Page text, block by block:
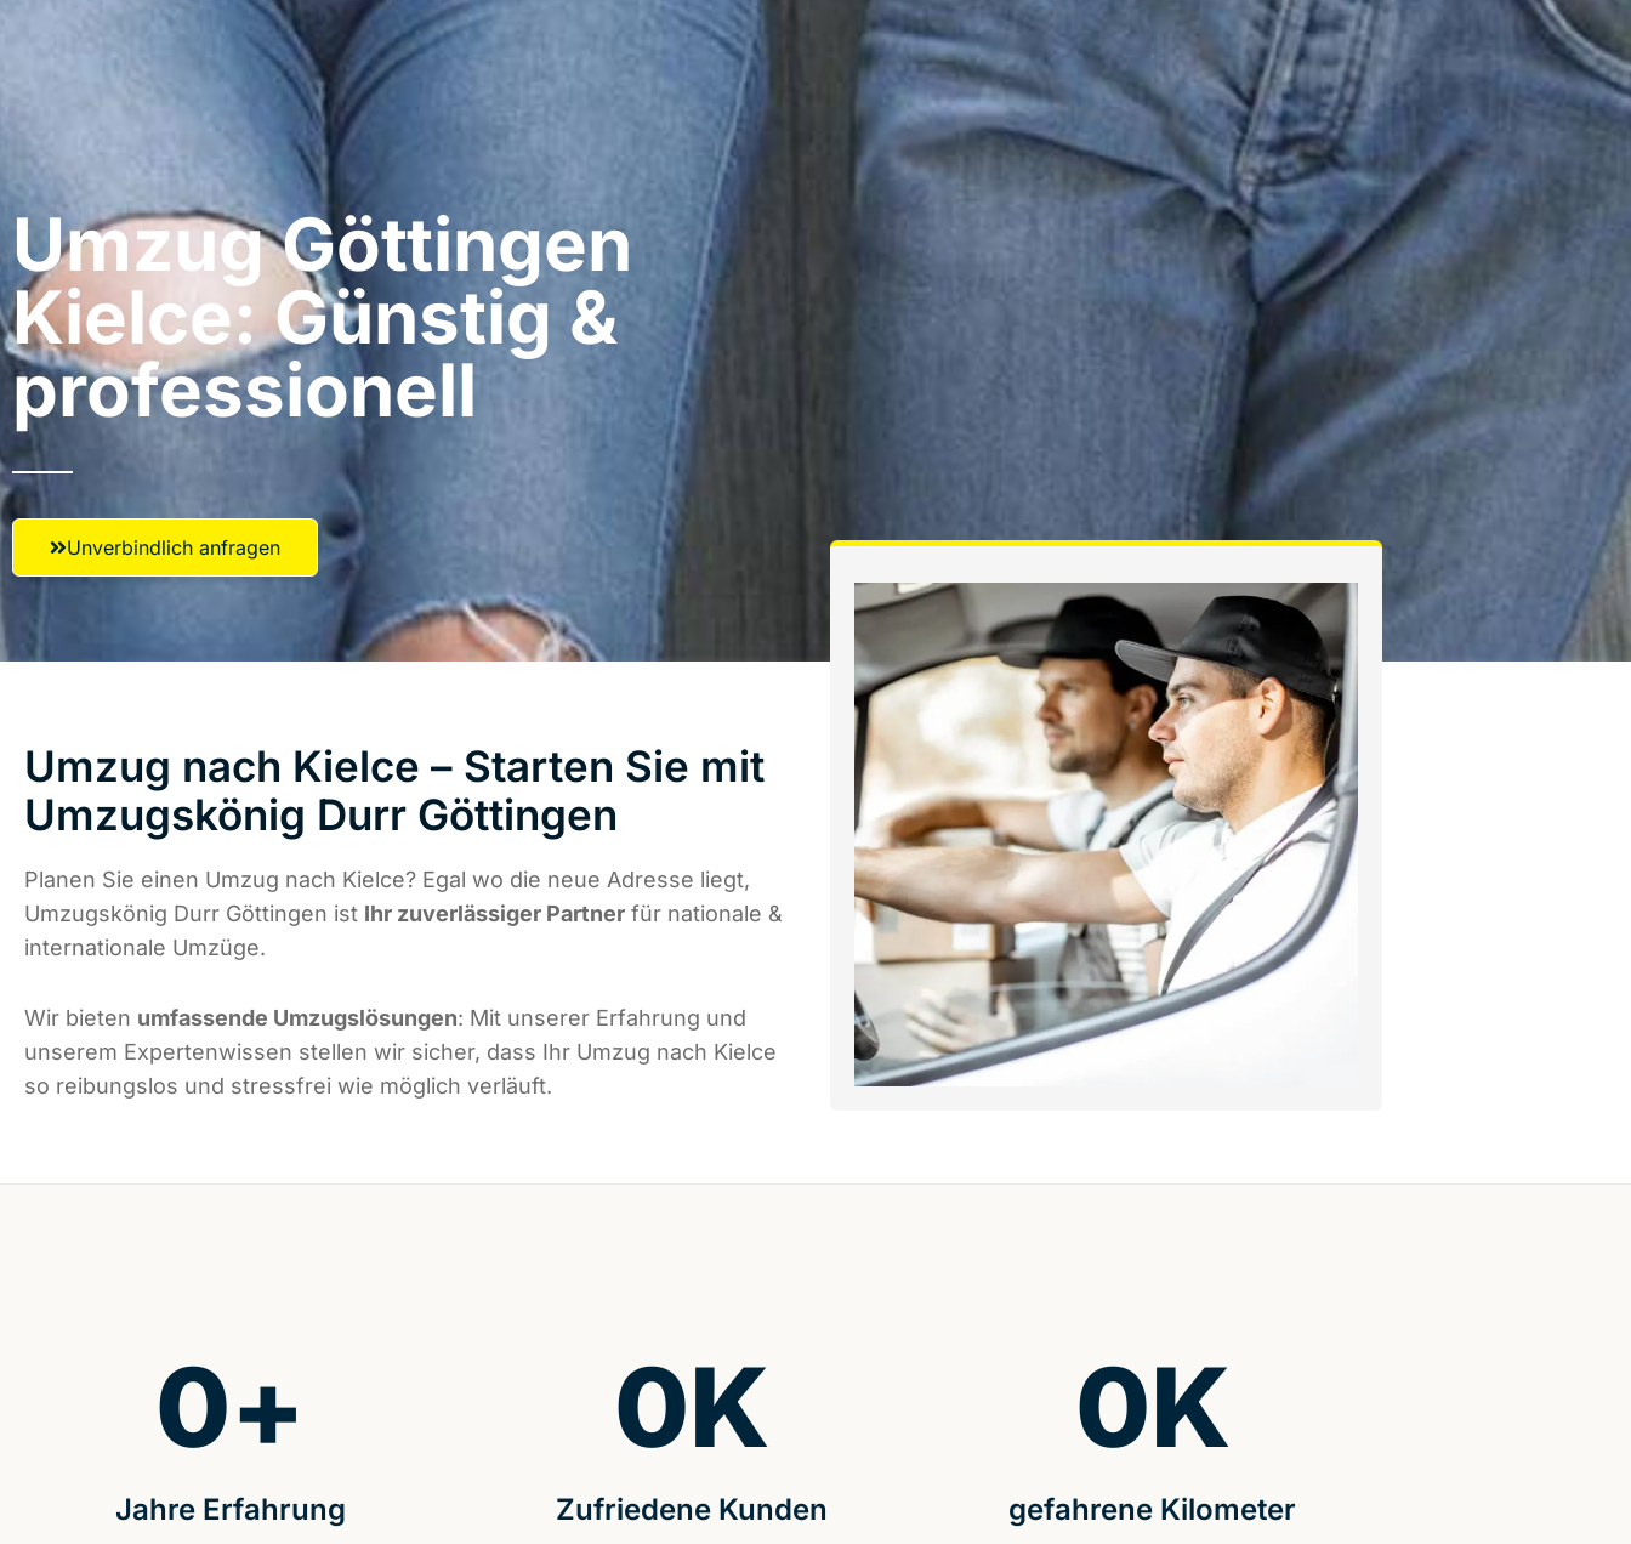
Umzug Göttingen​
Kielce: Günstig &
professionell​
Unverbindlich anfragen
Umzug nach Kielce – Starten Sie mit
Umzugskönig Durr Göttingen
Planen Sie einen Umzug nach Kielce? Egal wo die neue Adresse liegt,
Umzugskönig Durr Göttingen ist Ihr zuverlässiger Partner für nationale &
internationale Umzüge.
Wir bieten umfassende Umzugslösungen: Mit unserer Erfahrung und
unserem Expertenwissen stellen wir sicher, dass Ihr Umzug nach Kielce
so reibungslos und stressfrei wie möglich verläuft.
Jahre Erfahrung
0+
Zufriedene Kunden
0K
gefahrene Kilometer
0K